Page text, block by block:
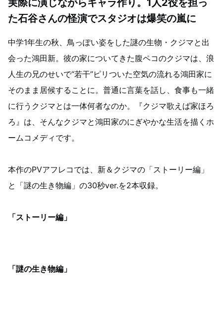
実際に演じながらキャラ作り。1人2役を担っ
た石谷さんの怪演でスタジオは爆笑の嵐に
中学1年生の秋、鳥っぽい姿をした謎の生物・クジマと出
会った鴻田新。彼の家についてきた腹ペコのクジマは、浪
人生の兄のせいで“若干”ピリついた空気の流れる鴻田家に
そのまま居候することに。普通に言葉を話し、食事も一緒
に行うクジマとは一体何者なのか。『クジマ歌えば家ほろ
ろ』は、そんなクジマと鴻田家のにぎやかな生活を描くホ
ームコメディです。
本作のPVアフレコでは、新＆クジマの「ストーリー編」
と「謎の生き物編」の30秒ver.を2本収録。
「ストーリー編」
「謎の生き物編」